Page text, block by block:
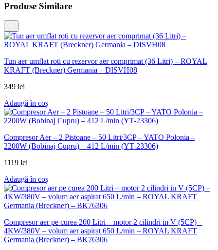
Produse Similare